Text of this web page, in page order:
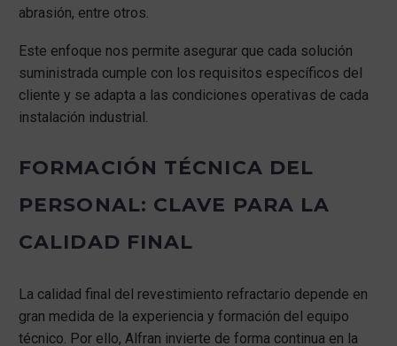
abrasión, entre otros.
Este enfoque nos permite asegurar que cada solución
suministrada cumple con los requisitos específicos del
cliente y se adapta a las condiciones operativas de cada
instalación industrial.
FORMACIÓN TÉCNICA DEL
PERSONAL: CLAVE PARA LA
CALIDAD FINAL
La calidad final del revestimiento refractario depende en
gran medida de la experiencia y formación del equipo
técnico. Por ello, Alfran invierte de forma continua en la